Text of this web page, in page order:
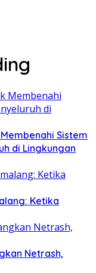
Sistem
di Lingkungan
Ketika
Netrash,